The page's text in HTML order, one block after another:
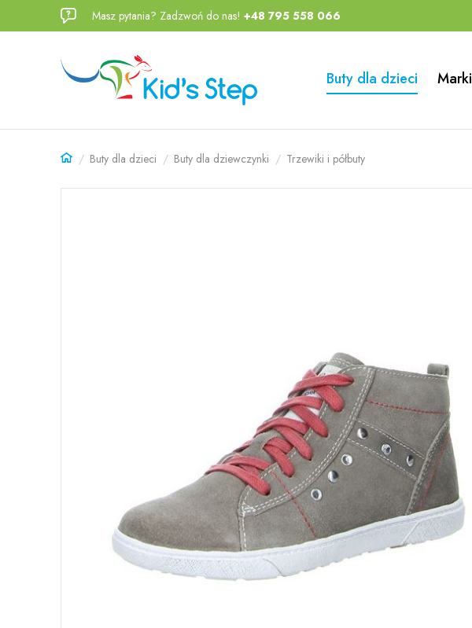
Przejdź
do menu
głównego
Przejdź
menu w
Masz pytania? Zadzwoń do nas! +48 795 558 066
Buty dla dzieci Marki
Buty dla dzieci Buty dla dziewczynki Trzewiki i półbuty